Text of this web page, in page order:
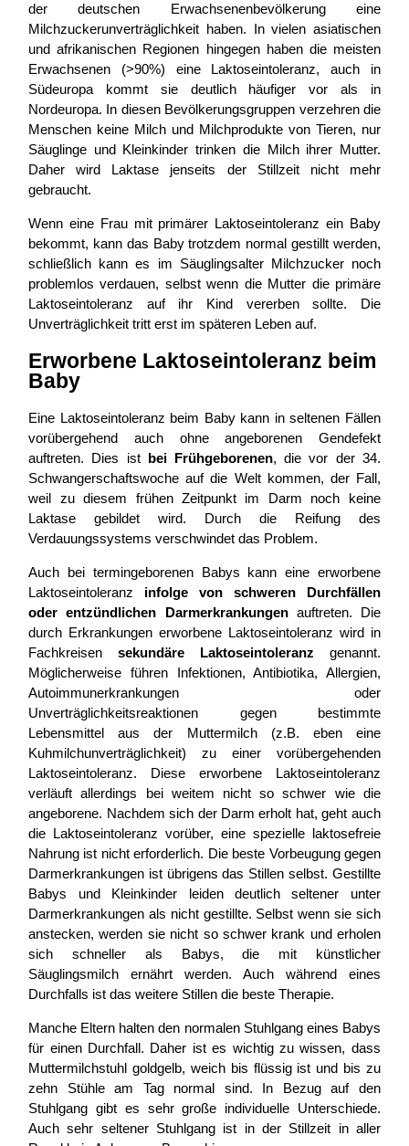
der deutschen Erwachsenenbevölkerung eine
Milchzuckerunverträglichkeit haben. In vielen asiatischen
und afrikanischen Regionen hingegen haben die meisten
Erwachsenen (>90%) eine Laktoseintoleranz, auch in
Südeuropa kommt sie deutlich häufiger vor als in
Nordeuropa. In diesen Bevölkerungsgruppen verzehren die
Menschen keine Milch und Milchprodukte von Tieren, nur
Säuglinge und Kleinkinder trinken die Milch ihrer Mutter.
Daher wird Laktase jenseits der Stillzeit nicht mehr
gebraucht.
Wenn eine Frau mit primärer Laktoseintoleranz ein Baby
bekommt, kann das Baby trotzdem normal gestillt werden,
schließlich kann es im Säuglingsalter Milchzucker noch
problemlos verdauen, selbst wenn die Mutter die primäre
Laktoseintoleranz auf ihr Kind vererben sollte. Die
Unverträglichkeit tritt erst im späteren Leben auf.
Erworbene Laktoseintoleranz beim
Baby
Eine Laktoseintoleranz beim Baby kann in seltenen Fällen
vorübergehend auch ohne angeborenen Gendefekt
auftreten. Dies ist bei Frühgeborenen, die vor der 34.
Schwangerschaftswoche auf die Welt kommen, der Fall,
weil zu diesem frühen Zeitpunkt im Darm noch keine
Laktase gebildet wird. Durch die Reifung des
Verdauungssystems verschwindet das Problem.
Auch bei termingeborenen Babys kann eine erworbene
Laktoseintoleranz infolge von schweren Durchfällen
oder entzündlichen Darmerkrankungenauftreten. Die
durch Erkrankungen erworbene Laktoseintoleranz wird in
Fachkreisensekundäre Laktoseintoleranz genannt.
Möglicherweise führen Infektionen, Antibiotika, Allergien,
Autoimmunerkrankungen oder
Unverträglichkeitsreaktionen gegen bestimmte
Lebensmittel aus der Muttermilch (z.B. eben eine
Kuhmilchunverträglichkeit) zu einer vorübergehenden
Laktoseintoleranz. Diese erworbene Laktoseintoleranz
verläuft allerdings bei weitem nicht so schwer wie die
angeborene. Nachdem sich der Darm erholt hat, geht auch
die Laktoseintoleranz vorüber, eine spezielle laktosefreie
Nahrung ist nicht erforderlich. Die beste Vorbeugung gegen
Darmerkrankungen ist übrigens das Stillen selbst. Gestillte
Babys und Kleinkinder leiden deutlich seltener unter
Darmerkrankungen als nicht gestillte. Selbst wenn sie sich
anstecken, werden sie nicht so schwer krank und erholen
sich schneller als Babys, die mit künstlicher
Säuglingsmilch ernährt werden. Auch während eines
Durchfalls ist das weitere Stillen die beste Therapie.
Manche Eltern halten den normalen Stuhlgang eines Babys
für einen Durchfall. Daher ist es wichtig zu wissen, dass
Muttermilchstuhl goldgelb, weich bis flüssig ist und bis zu
zehn Stühle am Tag normal sind. In Bezug auf den
Stuhlgang gibt es sehr große individuelle Unterschiede.
Auch sehr seltener Stuhlgang ist in der Stillzeit in aller